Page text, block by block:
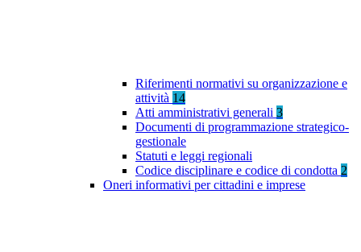
Riferimenti normativi su organizzazione e
attività 14
Atti amministrativi generali 3
Documenti di programmazione strategico-
gestionale
Statuti e leggi regionali
Codice disciplinare e codice di condotta 2
Oneri informativi per cittadini e imprese